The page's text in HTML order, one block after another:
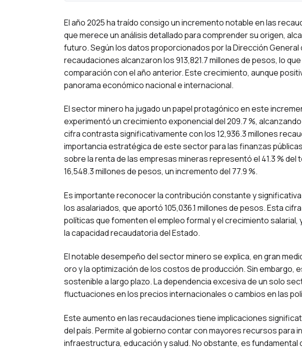
El año 2025 ha traído consigo un incremento notable en las
que merece un análisis detallado para comprender su origen,
futuro. Según los datos proporcionados por la Dirección General
recaudaciones alcanzaron los 913,821.7 millones de pesos, lo
comparación con el año anterior. Este crecimiento, aunque
panorama económico nacional e internacional.
El sector minero ha jugado un papel protagónico en este
experimentó un crecimiento exponencial del 209.7 %,
cifra contrasta significativamente con los 12,936.3 millones
importancia estratégica de este sector para las finanzas
sobre la renta de las empresas mineras representó el 41.3 %
16,548.3 millones de pesos, un incremento del 77.9 %.
Es importante reconocer la contribución constante y significativa
los asalariados, que aportó 105,036.1 millones de pesos. Esta
políticas que fomenten el empleo formal y el crecimiento
la capacidad recaudatoria del Estado.
El notable desempeño del sector minero se explica, en gran
oro y la optimización de los costos de producción. Sin embargo,
sostenible a largo plazo. La dependencia excesiva de un solo
fluctuaciones en los precios internacionales o cambios en las
Este aumento en las recaudaciones tiene implicaciones
del país. Permite al gobierno contar con mayores recursos para
infraestructura, educación y salud. No obstante, es